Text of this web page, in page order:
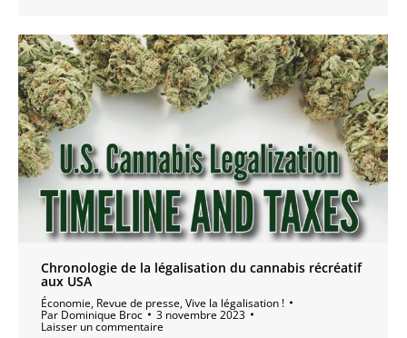
Chronologie de la légalisation du cannabis récréatif
aux USA
Économie, Revue de presse,Vive la légalisation !
Par Dominique Broc 3 novembre 2023
Laisser un commentaire